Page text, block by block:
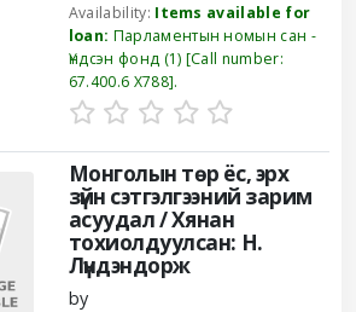
Availability: Items available for
loan: Парламентын номын сан -
Үндсэн фонд (1) Call number:
67.400.6 Х788 .
Монголын төр ёс, эрх
зүйн сэтгэлгээний зарим
асуудал /Хянан
тохиолдуулсан: Н.
Лүндэндорж
by